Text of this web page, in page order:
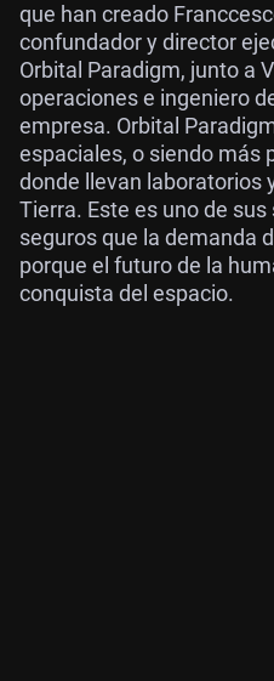
que han creado
confundador y director
Orbital Paradigm, junto a
operaciones e ingeniero
empresa. Orbital
espaciales, o siendo más
donde llevan laboratorios
Tierra. Este es uno de
seguros que la demanda
porque el futuro de la
conquista del espacio.